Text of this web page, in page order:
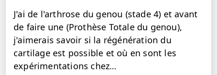
J'ai de l'arthrose du genou (stade 4) et avant
de faire une (Prothèse Totale du genou),
j'aimerais savoir si la régénération du
cartilage est possible et où en sont les
expérimentations chez…